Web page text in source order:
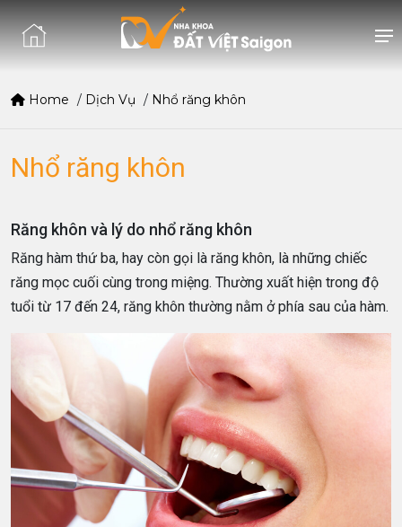
Home / Dịch Vụ / Nhổ răng khôn
Nhổ răng khôn
Răng khôn và lý do nhổ răng khôn
Răng hàm thứ ba, hay còn gọi là răng khôn, là những chiếc
răng mọc cuối cùng trong miệng. Thường xuất hiện trong độ
tuổi từ 17 đến 24, răng khôn thường nằm ở phía sau của hàm.